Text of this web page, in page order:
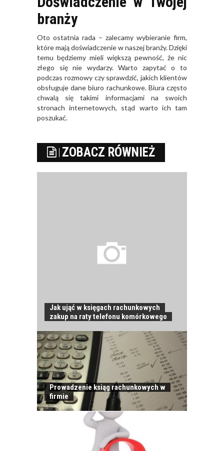
branży
Oto ostatnia rada – zalecamy wybieranie firm,
które mają doświadczenie w naszej branży. Dzięki
temu będziemy mieli większą pewność, że nic
złego się nie wydarzy. Warto zapytać o to
podczas rozmowy czy sprawdzić, jakich klientów
obsługuje dane biuro rachunkowe. Biura często
chwalą się takimi informacjami na swoich
stronach internetowych, stąd warto ich tam
poszukać.
ZOBACZ RÓWNIEŻ
Jak ująć w księgach rachunkowych
zakup na raty telefonu komórkowego
Prowadzenie ksiąg rachunkowych w
firmie
JAK POWINNO
WYGLĄDAĆ
PRAWIDŁOWE
SZKOLENIE
PRACOWNIKÓW?
CZĘŚĆ PIERWSZA!